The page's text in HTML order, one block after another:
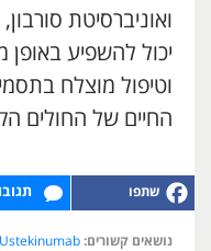
ואוניברסיטת
יכול להשפיע
וטיפול מוצלח
החיים של החולים
נושאים קשורים: Ustekinumab